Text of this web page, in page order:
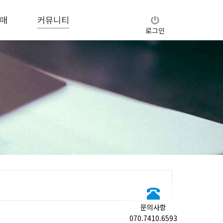
문의사항
070.7410.6593
커뮤니티
로그인